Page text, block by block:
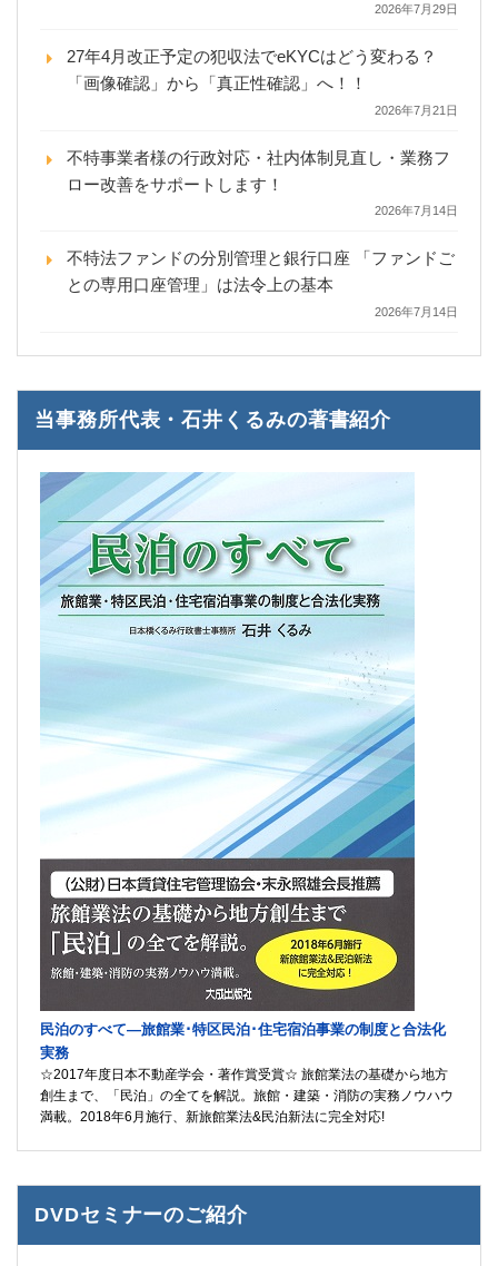
2026年7月29日
27年4月改正予定の犯収法でeKYCはどう変わる？
「画像確認」から「真正性確認」へ！！
2026年7月21日
不特事業者様の行政対応・社内体制見直し・業務フ
ロー改善をサポートします！
2026年7月14日
不特法ファンドの分別管理と銀行口座 「ファンドご
との専用口座管理」は法令上の基本
2026年7月14日
当事務所代表・石井くるみの著書紹介
民泊のすべて―旅館業･特区民泊･住宅宿泊事業の制度と合法化
実務
☆2017年度日本不動産学会・著作賞受賞☆ 旅館業法の基礎から地方
創生まで、「民泊」の全てを解説。旅館・建築・消防の実務ノウハウ
満載。2018年6月施行、新旅館業法&民泊新法に完全対応!
DVDセミナーのご紹介